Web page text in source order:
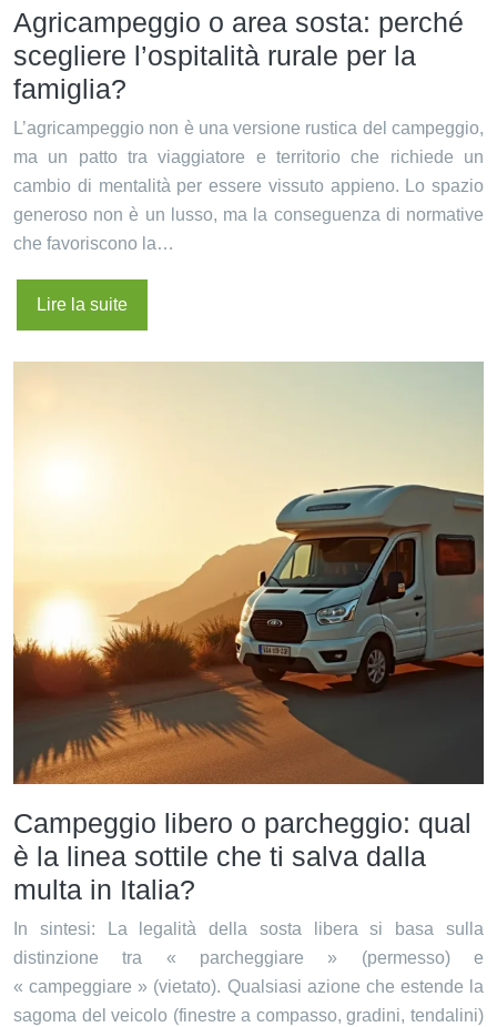
Agricampeggio o area sosta: perché
scegliere l’ospitalità rurale per la
famiglia?
L’agricampeggio non è una versione rustica del campeggio,
ma un patto tra viaggiatore e territorio che richiede un
cambio di mentalità per essere vissuto appieno. Lo spazio
generoso non è un lusso, ma la conseguenza di normative
che favoriscono la…
Lire la suite
Campeggio libero o parcheggio: qual
è la linea sottile che ti salva dalla
multa in Italia?
In sintesi: La legalità della sosta libera si basa sulla
distinzione tra « parcheggiare » (permesso) e
« campeggiare » (vietato). Qualsiasi azione che estende la
sagoma del veicolo (finestre a compasso, gradini, tendalini)